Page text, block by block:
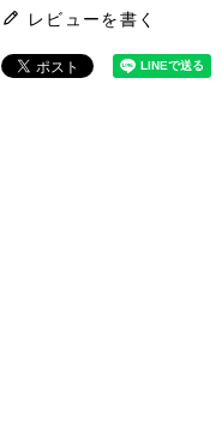
レビューを書く